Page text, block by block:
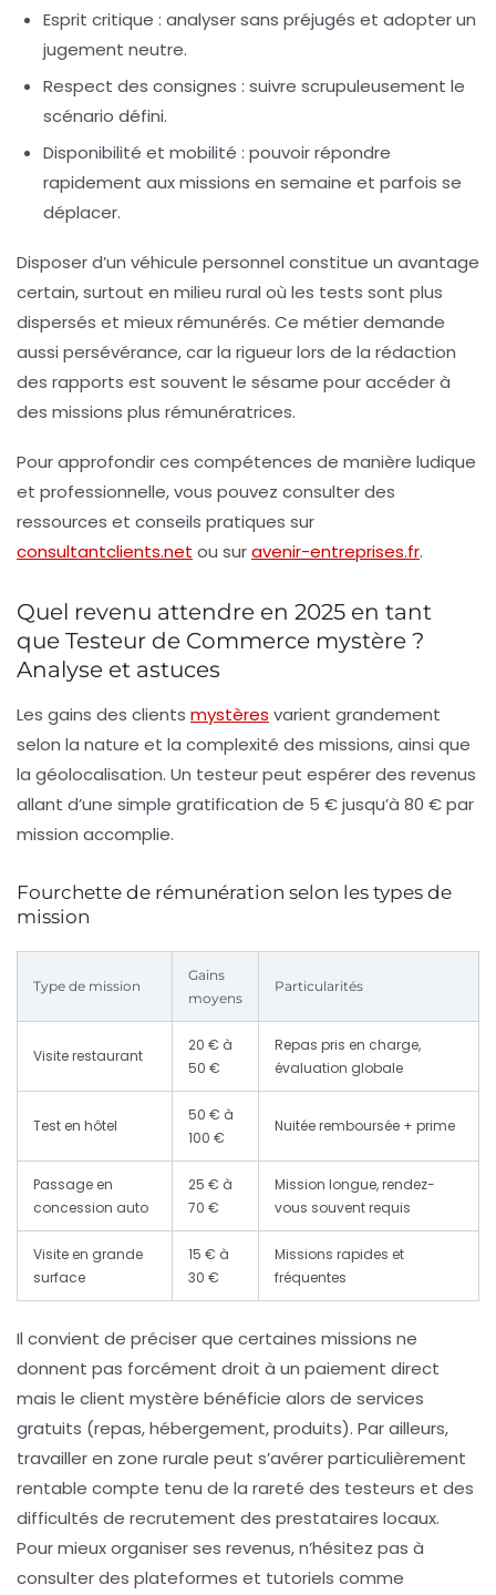
Esprit critique : analyser sans préjugés et adopter un
jugement neutre.
Respect des consignes : suivre scrupuleusement le
scénario défini.
Disponibilité et mobilité : pouvoir répondre
rapidement aux missions en semaine et parfois se
déplacer.
Disposer d’un véhicule personnel constitue un avantage
certain, surtout en milieu rural où les tests sont plus
dispersés et mieux rémunérés. Ce métier demande
aussi persévérance, car la rigueur lors de la rédaction
des rapports est souvent le sésame pour accéder à
des missions plus rémunératrices.
Pour approfondir ces compétences de manière ludique
et professionnelle, vous pouvez consulter des
ressources et conseils pratiques sur
consultantclients.net ou suravenir-entreprises.fr.
Quel revenu attendre en 2025 en tant
que Testeur de Commerce mystère ?
Analyse et astuces
Les gains des clients mystères varient grandement
selon la nature et la complexité des missions, ainsi que
la géolocalisation. Un testeur peut espérer des revenus
allant d’une simple gratification de 5 € jusqu’à 80 € par
mission accomplie.
Fourchette de rémunération selon les types de
mission
Type de mission
Gains
moyens
Particularités
Visite restaurant
20 € à
50 €
Repas pris en charge,
évaluation globale
Test en hôtel
50 € à
100 €
Nuitée remboursée + prime
Passage en
concession auto
25 € à
70 €
Mission longue, rendez-
vous souvent requis
Visite en grande
surface
15 € à
30 €
Missions rapides et
fréquentes
Il convient de préciser que certaines missions ne
donnent pas forcément droit à un paiement direct
mais le client mystère bénéficie alors de services
gratuits (repas, hébergement, produits). Par ailleurs,
travailler en zone rurale peut s’avérer particulièrement
rentable compte tenu de la rareté des testeurs et des
difficultés de recrutement des prestataires locaux.
Pour mieux organiser ses revenus, n’hésitez pas à
consulter des plateformes et tutoriels comme